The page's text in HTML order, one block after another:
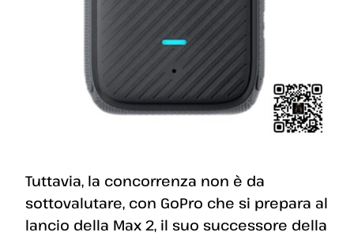
Tuttavia, la concorrenza non è da
sottovalutare, con GoPro che si prepara al
lancio della Max 2, il suo successore della